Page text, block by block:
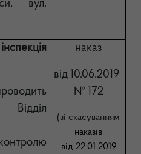
, вул.
інспекція
наказ
від 10.06.2019
№ 172
(зі скасуванням
наказів
від 22.01.2019